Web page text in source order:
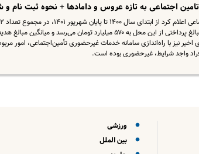
اجتماعی به تازه عروس و دامادها + نحوه ثبت نام و
شده که مجموع مبالغ پرداختی از این محل به ۵۷۰ میلیارد
اخیر نیز با راه‌اندازی سامانه خدمات غیرحضوری تأمین‌اجتماعی، امور
واجد شرایط، غیرحضوری بوده است.
ورزشی
بین الملل